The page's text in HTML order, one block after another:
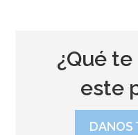
¿Qué
este
DANOS